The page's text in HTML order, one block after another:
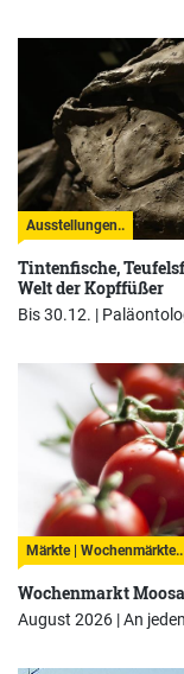
Ausstellungen..
Tintenfische,
Welt der Kopffüßer
Bis 30.12. |
Märkte | Wochenmärkte..
Wochenmarkt
August 2026 | An